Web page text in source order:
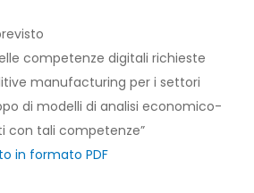
competenze digitali richieste
manufacturing per i settori
di modelli di analisi economico-
con tali competenze”
in formato PDF